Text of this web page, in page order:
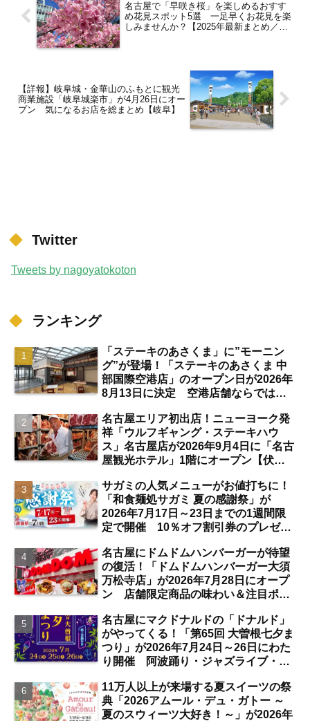
名古屋で「早咲き桜」を楽しめるおすす
め花見スポット5選 一足早くお花見を楽
しみませんか？【2025年最新まとめ／3
【詳報】岐阜城・金華山のふもとに観光
商業施設「岐阜城楽市」が4月26日にオー
プン 気になるお店を総まとめ【岐阜】
Twitter
Tweets by nagoyatokoton
ランキング
「ステーキのあさくま」に”モーニン
グ”が登場！「ステーキのあさくま 中
部国際空港店」のオープン日が2026年
8月13日に決定 空港店舗ならではの
名古屋エリア初出店！ニューヨーク発
祥「ウルフギャング・ステーキハウ
ス」名古屋店が2026年9月4日に「名古
屋観光ホテル」1階にオープン【伏
サガミの人気メニューがお値打ちに！
「和食麺処サガミ 夏の感謝祭」が
2026年7月17日～23日までの1週間限
定で開催 10％オフ割引券のプレゼン
名古屋にドムドムハンバーガーが待望
の復活！「ドムドムハンバーガー大須
万松寺店」が2026年7月28日にオープ
ン 店舗限定商品の味わい＆注目ポイ
津／独自取材】
名古屋にマクドナルドの「ドナルド」
がやってくる！「第65回 大曽根七夕ま
つり」が2026年7月24日～26日にわた
り開催 阿波踊り・ジャズライブ・道
夏祭りの見どころは？【まとめ／大曽
根】
11万人以上が来場する夏スイーツの祭
典「2026アムール・デュ・ガトー ～
夏のスウィーツ大好き！～」が2026年